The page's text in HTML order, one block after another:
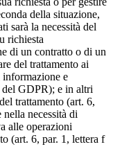
della situazione,
sarà la necessità del
richiesta
di un contratto o di un
del trattamento ai
e
del GDPR); e in altri
trattamento (art. 6,
necessità di
alle operazioni
(art. 6, par. 1, lettera f